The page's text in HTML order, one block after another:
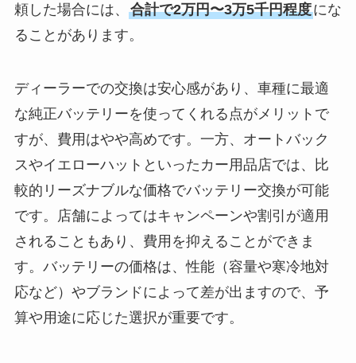
頼した場合には、 合計で2万円〜3万5千円程度にな
ることがあります。
ディーラーでの交換は安心感があり、車種に最適
な純正バッテリーを使ってくれる点がメリットで
すが、費用はやや高めです。一方、オートバック
スやイエローハットといったカー用品店では、比
較的リーズナブルな価格でバッテリー交換が可能
です。店舗によってはキャンペーンや割引が適用
されることもあり、費用を抑えることができま
す。バッテリーの価格は、性能（容量や寒冷地対
応など）やブランドによって差が出ますので、予
算や用途に応じた選択が重要です。